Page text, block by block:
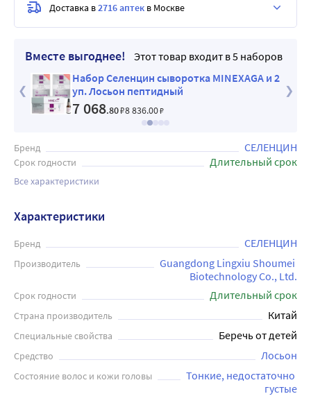
Вместе выгоднее!
Этот товар входит в 5 наборов
Набор Селенцин сыворотка MINEXAGA и 2
уп. Лосьон пептидный
7 068.80₽8 836.00₽
Бренд СЕЛЕНЦИН
Срок годности Длительный срок
Все характеристики
Доставка в2716 аптек в Москве
Характеристики
Бренд СЕЛЕНЦИН
Производитель
Guangdong Lingxiu Shoumei
Biotechnology Со., Ltd.
Срок годности Длительный срок
Страна производитель Китай
Специальные свойства Беречь от детей
Средство Лосьон
Состояние волос и кожи головы
Тонкие, недостаточно
густые